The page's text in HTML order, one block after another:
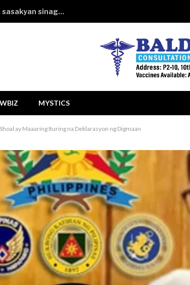
Kotseng hahatakin ng financing itinakas, 6 sasakyan sinagasaan
MYSTICS
ay Maaaring Ituring na Deklarasyon ng Digmaan